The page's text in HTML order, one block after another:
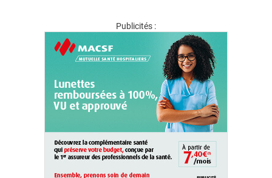
Publicités :